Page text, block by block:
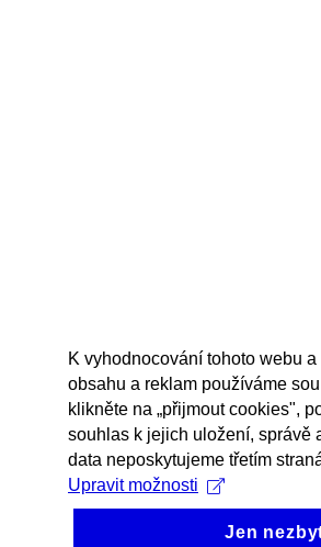
K vyhodnocování tohoto webu
obsahu a reklam používáme
klikněte na „přijmout cookies",
souhlas k jejich uložení, správě
data neposkytujeme třetím
Upravit možnosti
Jen